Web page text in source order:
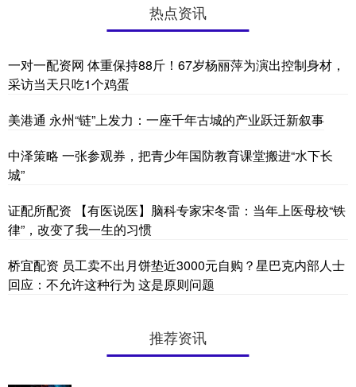
热点资讯
一对一配资网 体重保持88斤！67岁杨丽萍为演出控制身材，
采访当天只吃1个鸡蛋
美港通 永州“链”上发力：一座千年古城的产业跃迁新叙事
中泽策略 一张参观券，把青少年国防教育课堂搬进“水下长
城”
证配所配资 【有医说医】脑科专家宋冬雷：当年上医母校“铁
律”，改变了我一生的习惯
桥宜配资 员工卖不出月饼垫近3000元自购？星巴克内部人士
回应：不允许这种行为 这是原则问题
推荐资讯